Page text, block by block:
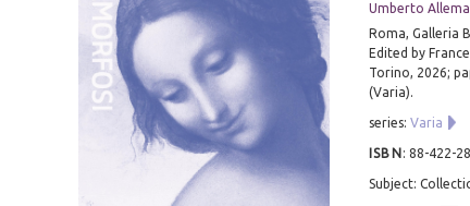
Umberto
Roma, Galleria
Edited by
Torino, 2026;
(Varia).
series: Varia
ISBN : 88-422-
Subject: